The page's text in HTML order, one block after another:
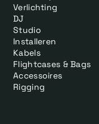
Verlichting
DJ
Studio
Installeren
Kabels
Flightcases & Bags
Accessoires
Rigging